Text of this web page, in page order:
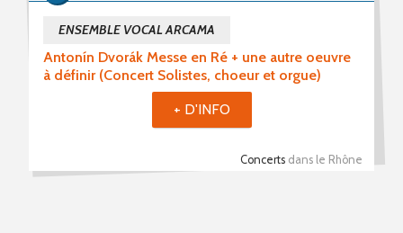
Antonín Dvorák Messe en Ré + une autre oeuvre
à définir (Concert Solistes, choeur et orgue)
ENSEMBLE VOCAL ARCAMA
Concerts dans le Rhône
+ D'INFO